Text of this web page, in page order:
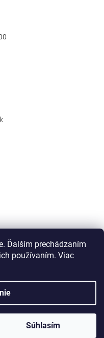
Ďalším prechádzaním
používaním. Viac
Súhlasím
. Všetky práva vyhradené.
cookies